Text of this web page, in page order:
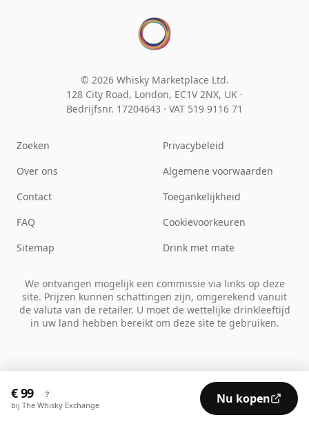
€ 99 ?
bij The Whisky Exchange Nu kopen
© 2026 Whisky Marketplace Ltd.
128 City Road, London, EC1V 2NX, UK ·
Bedrijfsnr. 17204643 · VAT 519 9116 71
Zoeken
Over ons
Contact
FAQ
Sitemap
Privacybeleid
Algemene voorwaarden
Toegankelijkheid
Cookievoorkeuren
Drink met mate
We ontvangen mogelijk een commissie via links op deze
site. Prijzen kunnen schattingen zijn, omgerekend vanuit
de valuta van de retailer. U moet de wettelijke drinkleeftijd
in uw land hebben bereikt om deze site te gebruiken.